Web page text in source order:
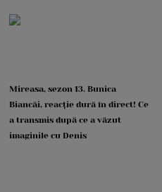
Mireasa, sezon 13. Bunica
Biancăi, reacție dură în direct! Ce
a transmis după ce a văzut
imaginile cu Denis